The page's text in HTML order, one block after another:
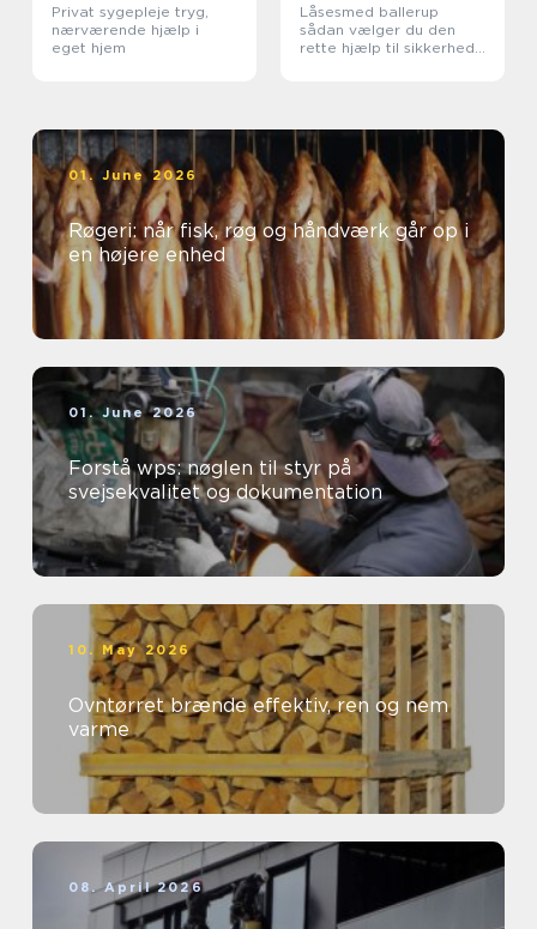
Privat sygepleje tryg,
nærværende hjælp i
eget hjem
Låsesmed ballerup
sådan vælger du den
rette hjælp til sikkerhed
01. June 2026
Røgeri: når fisk, røg og håndværk går op i
en højere enhed
01. June 2026
Forstå wps: nøglen til styr på
svejsekvalitet og dokumentation
10. May 2026
Ovntørret brænde effektiv, ren og nem
varme
08. April 2026